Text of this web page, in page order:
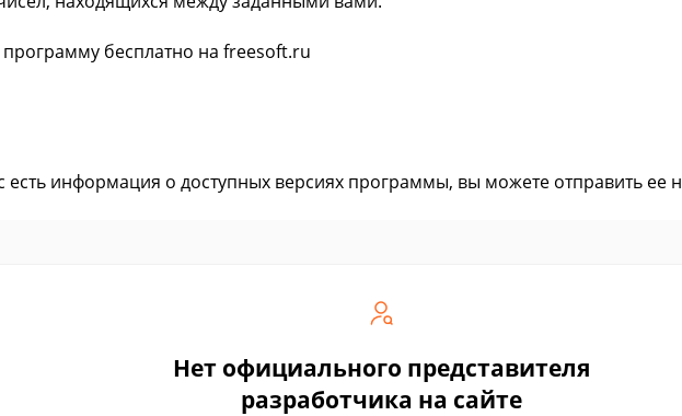
программу бесплатно на freesoft.ru
есть информация о доступных версиях программы, вы можете отправить ее
Нет официального представителя
разработчика на сайте